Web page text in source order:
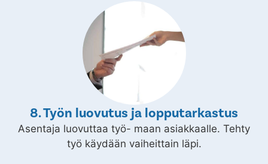
8. Työn luovutus ja lopputarkastus
Asentaja luovuttaa työ- maan asiakkaalle. Tehty
työ käydään vaiheittain läpi.